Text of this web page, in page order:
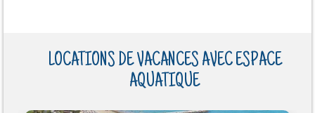
LOCATIONS DE VACANCES AVEC ESPACE
AQUATIQUE